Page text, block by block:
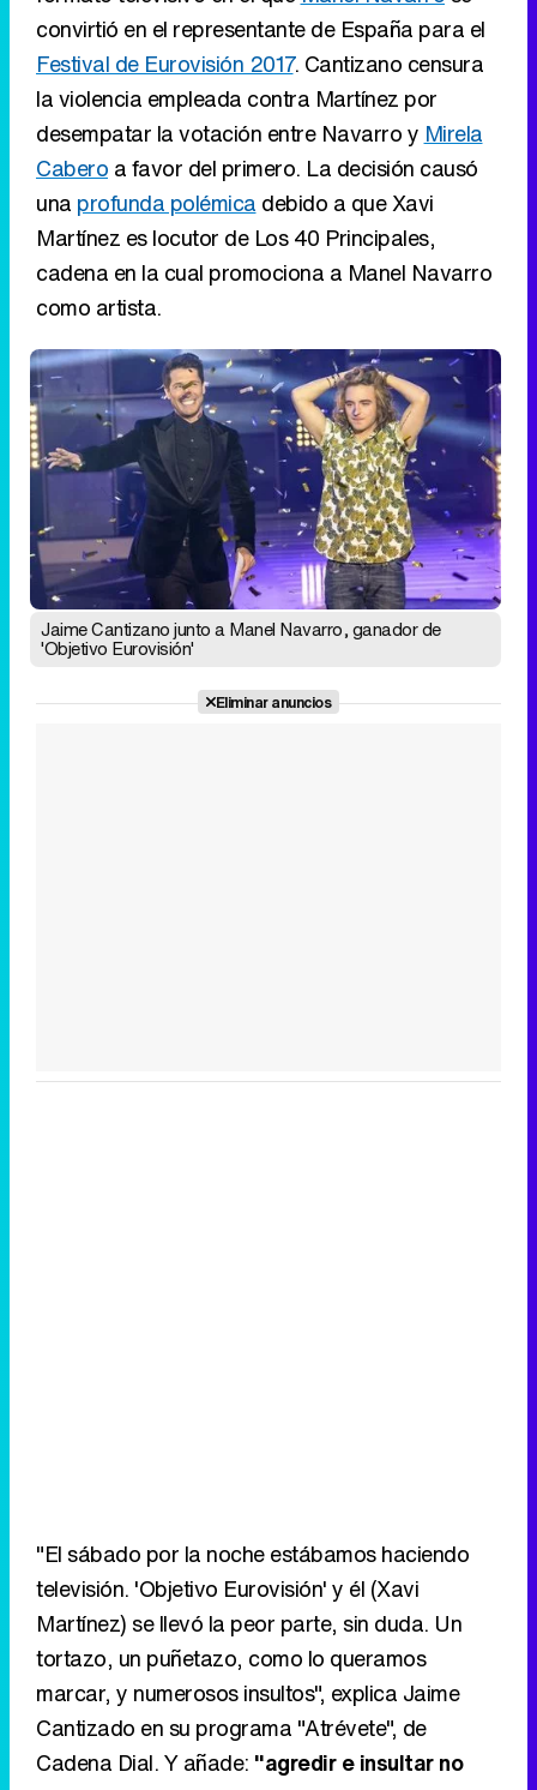
convirtió en el representante de España para el
Festival de Eurovisión 2017. Cantizano censura
la violencia empleada contra Martínez por
desempatar la votación entre Navarro y Mirela
Cabero a favor del primero. La decisión causó
una profunda polémica debido a que Xavi
Martínez es locutor de Los 40 Principales,
cadena en la cual promociona a Manel Navarro
como artista.
Jaime Cantizano junto a Manel Navarro, ganador de
'Objetivo Eurovisión'
Eliminar anuncios
"El sábado por la noche estábamos haciendo
televisión. 'Objetivo Eurovisión' y él (Xavi
Martínez) se llevó la peor parte, sin duda. Un
tortazo, un puñetazo, como lo queramos
marcar, y numerosos insultos", explica Jaime
Cantizado en su programa "Atrévete", de
Cadena Dial. Y añade: "agredir e insultar no